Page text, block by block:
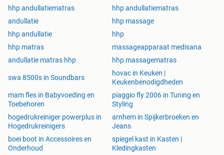
hhp andullatiematras
hhp andullatiematras
andullatie
hhp massage
hhp andullatie
hhp
hhp matras
massageapparaat medisana
andullatie matras hhp
hhp massagematras
swa 8500s in Soundbars
hovac in Keuken |
Keukenbenodigdheden
mam fles in Babyvoeding en
Toebehoren
piaggio fly 2006 in Tuning en
Styling
hogedrukreiniger powerplus in
Hogedrukreinigers
arnhem in Spijkerbroeken en
Jeans
boei boot in Accessoires en
Onderhoud
spiegel kast in Kasten |
Kledingkasten